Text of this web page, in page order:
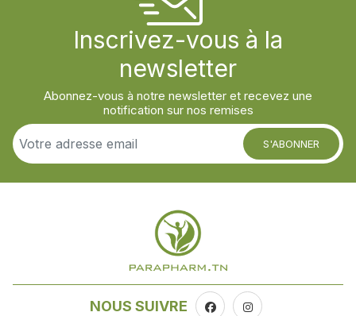
Inscrivez-vous à la
newsletter
Abonnez-vous à notre newsletter et recevez une
notification sur nos remises
S'ABONNER
NOUS SUIVRE